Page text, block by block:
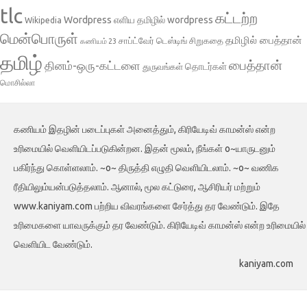
tlc Wikipedia Wordpress எளிய தமிழில் wordpress கட்டற்ற
மென்பொருள் கணியம் 23 சாப்ட்வேர் டெஸ்டிங் சிறுகதை தமிழில் பைத்தான்
தமிழ் தினம்-ஒரு-கட்டளை துருவங்கள் தொடர்கள்பைத்தான்
மொசில்லா
கணியம் இதழின் படைப்புகள் அனைத்தும், கிரியேடிவ் காமன்ஸ் என்ற
உரிமையில் வெளியிடப்படுகின்றன. இதன் மூலம், நீங்கள் o~யாருடனும்
பகிர்ந்து கொள்ளலாம். ~o~ திருத்தி எழுதி வெளியிடலாம். ~o~ வணிக
ரீதியிலும்யன்படுத்தலாம். ஆனால், மூல கட்டுரை, ஆசிரியர் மற்றும்
www.kaniyam.com பற்றிய விவரங்களை சேர்த்து தர வேண்டும். இதே
உரிமைகளை யாவருக்கும் தர வேண்டும். கிரியேடிவ் காமன்ஸ் என்ற உரிமையில்
வெளியிட வேண்டும்.
kaniyam.com